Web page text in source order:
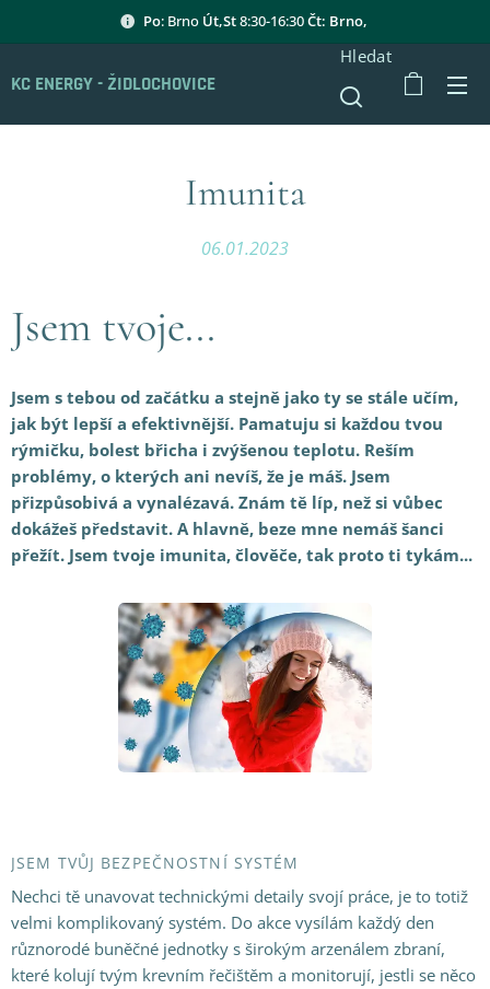
Po: Brno Út,St8:30-16:30Čt: Brno,
KC ENERGY - ŽIDLOCHOVICE
Hledat
Imunita
06.01.2023
Jsem tvoje...
Jsem s tebou od začátku a stejně jako ty se stále učím,
jak být lepší a efektivnější. Pamatuju si každou tvou
rýmičku, bolest břicha i zvýšenou teplotu. Reším
problémy, o kterých ani nevíš, že je máš. Jsem
přizpůsobivá a vynalézavá. Znám tě líp, než si vůbec
dokážeš představit. A hlavně, beze mne nemáš šanci
přežít. Jsem tvoje imunita, člověče, tak proto ti tykám...
JSEM TVŮJ BEZPEČNOSTNÍ SYSTÉM
Nechci tě unavovat technickými detaily svojí práce, je to totiž
velmi komplikovaný systém. Do akce vysílám každý den
různorodé buněčné jednotky s širokým arzenálem zbraní,
které kolují tvým krevním řečištěm a monitorují, jestli se něco